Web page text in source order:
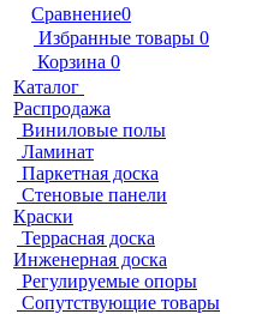
Сравнение0
Избранные товары 0
Корзина 0
Каталог
Распродажа
Виниловые полы
Ламинат
Паркетная доска
Стеновые панели
Краски
Террасная доска
Инженерная доска
Регулируемые опоры
Сопутствующие товары